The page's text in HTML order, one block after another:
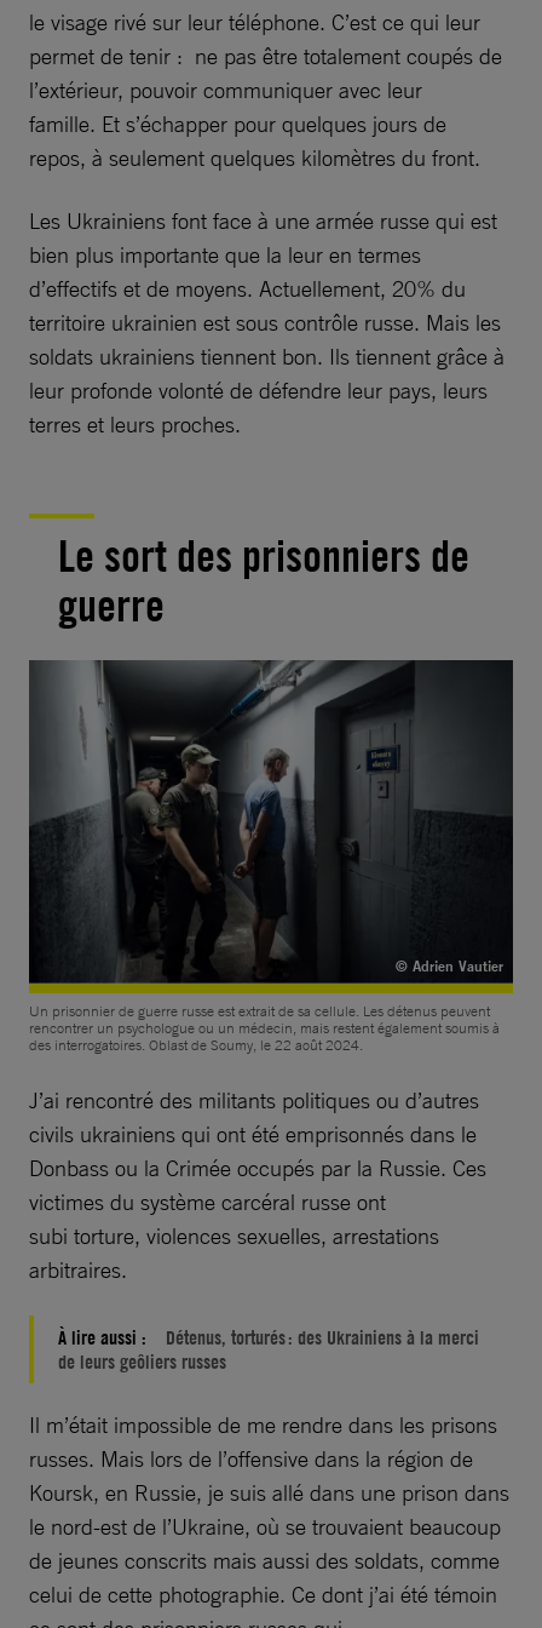
le visage rivé sur leur téléphone. C’est ce qui leur
permet de tenir : ne pas être totalement coupés de
l’extérieur, pouvoir communiquer avec leur
famille. Et s’échapper pour quelques jours de
repos, à seulement quelques kilomètres du front.
Les Ukrainiens font face à une armée russe qui est
bien plus importante que la leur en termes
d’effectifs et de moyens. Actuellement, 20% du
territoire ukrainien est sous contrôle russe. Mais les
soldats ukrainiens tiennent bon. Ils tiennent grâce à
leur profonde volonté de défendre leur pays, leurs
terres et leurs proches.
Le sort des prisonniers de
guerre
© Adrien Vautier
Un prisonnier de guerre russe est extrait de sa cellule. Les détenus peuvent
rencontrer un psychologue ou un médecin, mais restent également soumis à
des interrogatoires. Oblast de Soumy, le 22 août 2024.
J’ai rencontré des militants politiques ou d’autres
civils ukrainiens qui ont été emprisonnés dans le
Donbass ou la Crimée occupés par la Russie. Ces
victimes du système carcéral russe ont
subi torture, violences sexuelles, arrestations
arbitraires.
À lire aussi :
Détenus, torturés : des Ukrainiens à la merci
de leurs geôliers russes
Il m’était impossible de me rendre dans les prisons
russes. Mais lors de l’offensive dans la région de
Koursk, en Russie, je suis allé dans une prison dans
le nord-est de l’Ukraine, où se trouvaient beaucoup
de jeunes conscrits mais aussi des soldats, comme
celui de cette photographie. Ce dont j’ai été témoin